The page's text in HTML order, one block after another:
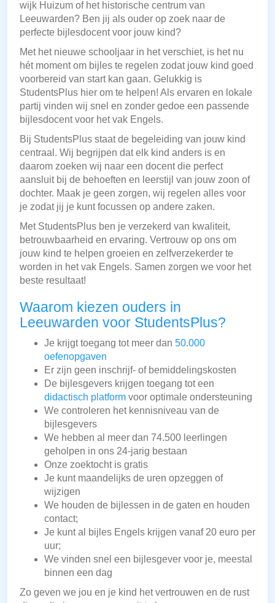
wijk Huizum of het historische centrum van
Leeuwarden? Ben jij als ouder op zoek naar de
perfecte bijlesdocent voor jouw kind?
Met het nieuwe schooljaar in het verschiet, is het nu
hét moment om bijles te regelen zodat jouw kind goed
voorbereid van start kan gaan. Gelukkig is
StudentsPlus hier om te helpen! Als ervaren en lokale
partij vinden wij snel en zonder gedoe een passende
bijlesdocent voor het vak Engels.
Bij StudentsPlus staat de begeleiding van jouw kind
centraal. Wij begrijpen dat elk kind anders is en
daarom zoeken wij naar een docent die perfect
aansluit bij de behoeften en leerstijl van jouw zoon of
dochter. Maak je geen zorgen, wij regelen alles voor
je zodat jij je kunt focussen op andere zaken.
Met StudentsPlus ben je verzekerd van kwaliteit,
betrouwbaarheid en ervaring. Vertrouw op ons om
jouw kind te helpen groeien en zelfverzekerder te
worden in het vak Engels. Samen zorgen we voor het
beste resultaat!
Waarom kiezen ouders in
Leeuwarden voor StudentsPlus?
Je krijgt toegang tot meer dan 50.000
oefenopgaven
Er zijn geen inschrijf- of bemiddelingskosten
De bijlesgevers krijgen toegang tot een
didactisch platform voor optimale ondersteuning
We controleren het kennisniveau van de
bijlesgevers
We hebben al meer dan 74.500 leerlingen
geholpen in ons 24-jarig bestaan
Onze zoektocht is gratis
Je kunt maandelijks de uren opzeggen of
wijzigen
We houden de bijlessen in de gaten en houden
contact;
Je kunt al bijles Engels krijgen vanaf 20 euro per
uur;
We vinden snel een bijlesgever voor je, meestal
binnen een dag
Zo geven we jou en je kind het vertrouwen en de rust